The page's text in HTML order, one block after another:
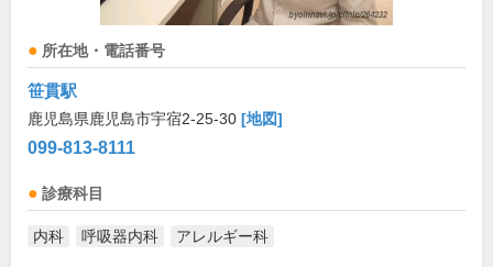
所在地・電話番号
笹貫駅
鹿児島県鹿児島市宇宿2-25-30 [地図]
099-813-8111
診療科目
内科 呼吸器内科 アレルギー科